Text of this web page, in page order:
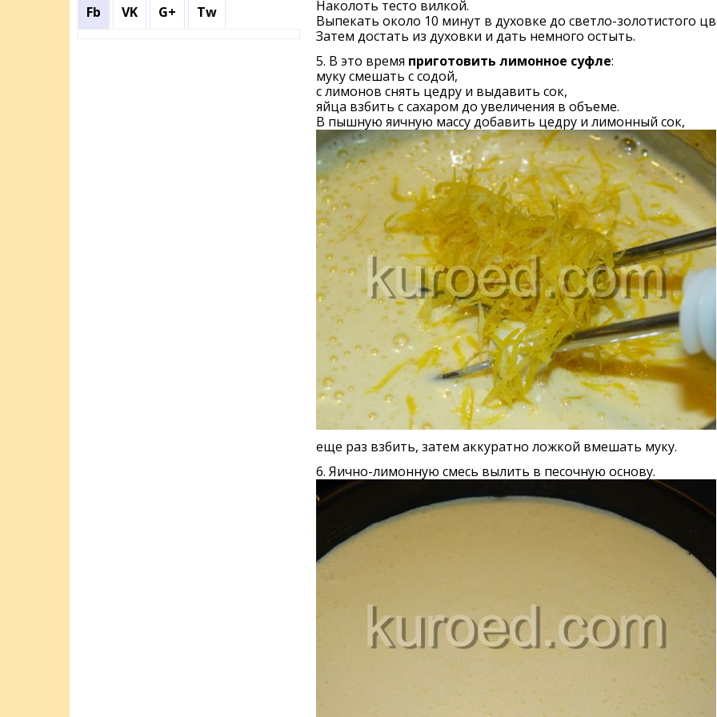
Наколоть тесто вилкой.
Выпекать около 10 минут в духовке до светло-золотистого
Затем достать из духовки и дать немного остыть.
5. В это время приготовить лимонное суфле:
муку смешать с содой,
с лимонов снять цедру и выдавить сок,
яйца взбить с сахаром до увеличения в объеме.
В пышную яичную массу добавить цедру и лимонный сок,
еще раз взбить, затем аккуратно ложкой вмешать муку.
6. Яично-лимонную смесь вылить в песочную основу.
Fb VK G+ Tw